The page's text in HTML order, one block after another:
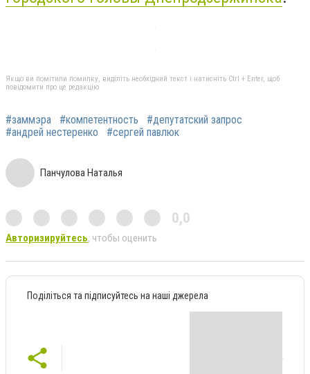
Якщо ви помітили помилку, виділіть необхідний текст і натисніть Ctrl + Enter, щоб
повідомити про це редакцію
#заммэра #компетентность
#депутатский запрос
#андрей нестеренко
#сергей павлюк
Панчулова Наталья
0,0
Авторизируйтесь, чтобы оценить
Поділіться та підписуйтесь на наші джерела